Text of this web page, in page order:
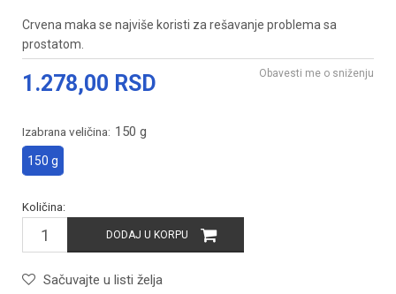
Crvena maka se najviše koristi za rešavanje problema sa
prostatom.
1.278,00 RSD Obavesti me o sniženju
Izabrana veličina: 150 g
150 g
Količina:
DODAJ U KORPU
Sačuvajte u listi želja